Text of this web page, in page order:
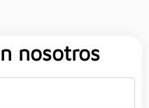
nosotros